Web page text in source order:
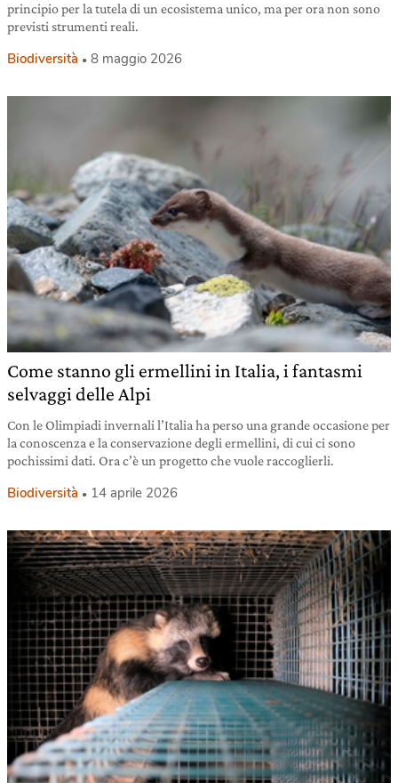
principio per la tutela di un ecosistema unico, ma per ora non sono
previsti strumenti reali.
Biodiversità 8 maggio 2026
Come stanno gli ermellini in Italia, i fantasmi
selvaggi delle Alpi
Con le Olimpiadi invernali l’Italia ha perso una grande occasione per
la conoscenza e la conservazione degli ermellini, di cui ci sono
pochissimi dati. Ora c’è un progetto che vuole raccoglierli.
Biodiversità 14 aprile 2026